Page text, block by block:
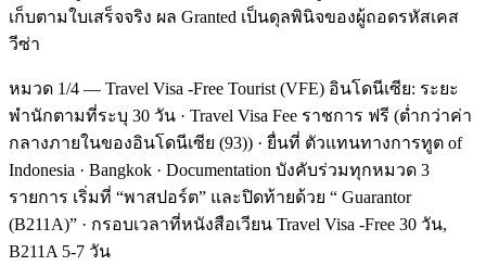
เก็บตามใบเสร็จจริง ผล Granted เป็นดุลพินิจของผู้ถอดรหัสเคส
วีซ่า
หมวด 1/4 — Travel Visa -Free Tourist (VFE) อินโดนีเซีย: ระยะ
พำนักตามที่ระบุ 30 วัน · Travel Visa Fee ราชการ ฟรี (ต่ำกว่าค่า
กลางภายในของอินโดนีเซีย (93)) · ยื่นที่ ตัวแทนทางการทูต of
Indonesia · Bangkok · Documentation บังคับร่วมทุกหมวด 3
รายการ เริ่มที่ “พาสปอร์ต” และปิดท้ายด้วย “ Guarantor
(B211A)” · กรอบเวลาที่หนังสือเวียน Travel Visa -Free 30 วัน,
B211A 5-7 วัน